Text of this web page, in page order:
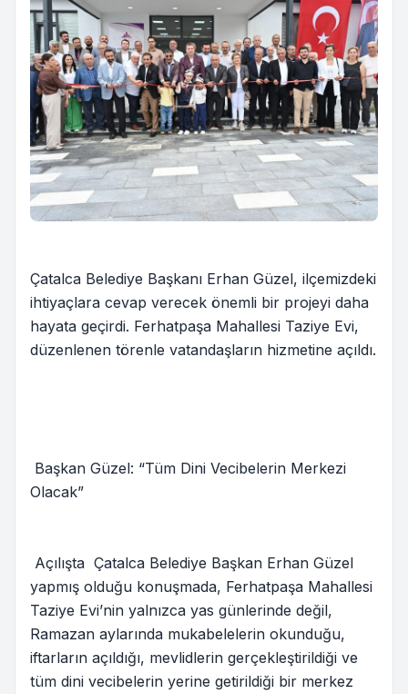
Çatalca Belediye Başkanı Erhan Güzel, ilçemizdeki
ihtiyaçlara cevap verecek önemli bir projeyi daha
hayata geçirdi. Ferhatpaşa Mahallesi Taziye Evi,
düzenlenen törenle vatandaşların hizmetine açıldı.
Başkan Güzel: “Tüm Dini Vecibelerin Merkezi
Olacak”
Açılışta Çatalca Belediye Başkan Erhan Güzel
yapmış olduğu konuşmada, Ferhatpaşa Mahallesi
Taziye Evi’nin yalnızca yas günlerinde değil,
Ramazan aylarında mukabelelerin okunduğu,
iftarların açıldığı, mevlidlerin gerçekleştirildiği ve
tüm dini vecibelerin yerine getirildiği bir merkez